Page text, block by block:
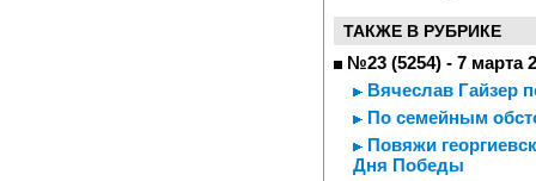
ТАКЖЕ В РУБРИКЕ
№23 (5254) - 7 марта
Вячеслав Гайзер
По семейным
Повяжи
Дня Победы